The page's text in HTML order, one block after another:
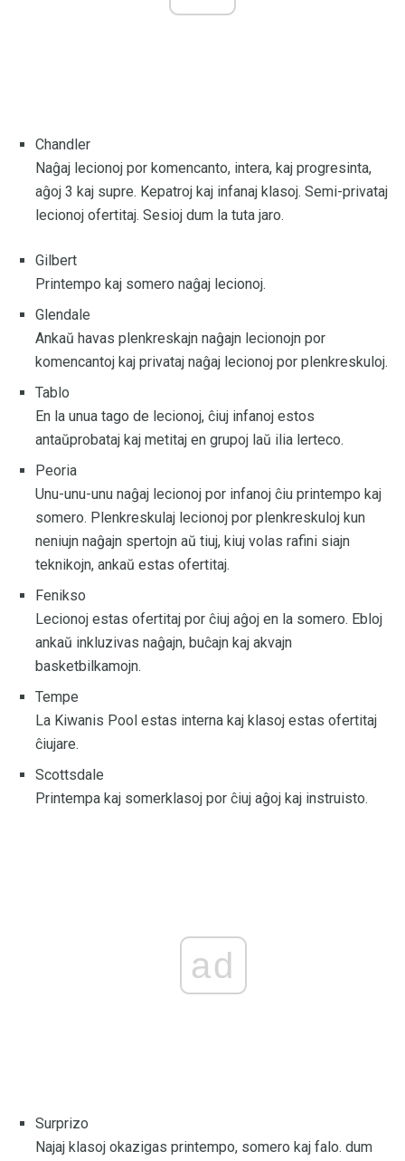
Chandler
Naĝaj lecionoj por komencanto, intera, kaj progresinta,
aĝoj 3 kaj supre. Kepatroj kaj infanaj klasoj. Semi-privataj
lecionoj ofertitaj. Sesioj dum la tuta jaro.
Gilbert
Printempo kaj somero naĝaj lecionoj.
Glendale
Ankaŭ havas plenkreskajn naĝajn lecionojn por
komencantoj kaj privataj naĝaj lecionoj por plenkreskuloj.
Tablo
En la unua tago de lecionoj, ĉiuj infanoj estos
antaŭprobataj kaj metitaj en grupoj laŭ ilia lerteco.
Peoria
Unu-unu-unu naĝaj lecionoj por infanoj ĉiu printempo kaj
somero. Plenkreskulaj lecionoj por plenkreskuloj kun
neniujn naĝajn spertojn aŭ tiuj, kiuj volas rafini siajn
teknikojn, ankaŭ estas ofertitaj.
Fenikso
Lecionoj estas ofertitaj por ĉiuj aĝoj en la somero. Ebloj
ankaŭ inkluzivas naĝajn, buĉajn kaj akvajn
basketbilkamojn.
Tempe
La Kiwanis Pool estas interna kaj klasoj estas ofertitaj
ĉiujare.
Scottsdale
Printempa kaj somerklasoj por ĉiuj aĝoj kaj instruisto.
ad
Surprizo
Najaj klasoj okazigas printempo, somero kaj falo. dum